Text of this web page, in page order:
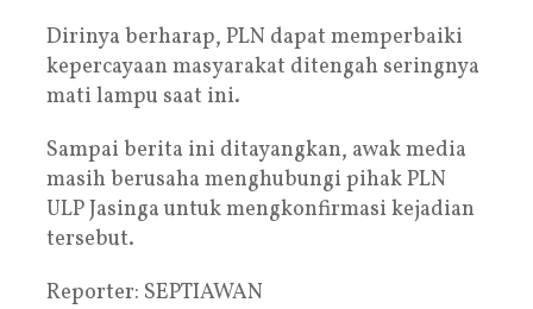
Dirinya berharap, PLN dapat memperbaiki
kepercayaan masyarakat ditengah seringnya
mati lampu saat ini.
Sampai berita ini ditayangkan, awak media
masih berusaha menghubungi pihak PLN
ULP Jasinga untuk mengkonfirmasi kejadian
tersebut.
Reporter: SEPTIAWAN